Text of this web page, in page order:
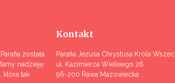
została
nadzieję
która tak
Kontakt
Parafia Jezusa Chrystusa Króla
ul. Kazimierza Wielkiego 26
96-200 Rawa Mazowiecka